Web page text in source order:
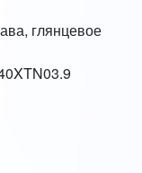
глянцевое